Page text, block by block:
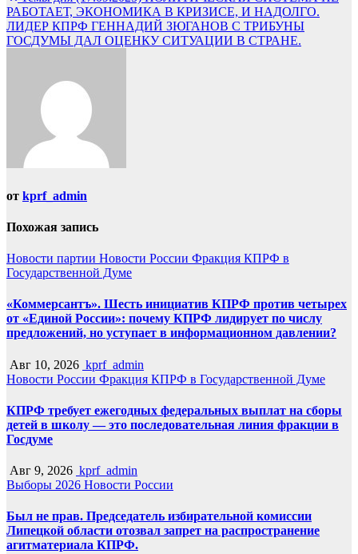
записям
РАБОТАЕТ, ЭКОНОМИКА В КРИЗИСЕ, И НАДОЛГО.
ЛИДЕР КПРФ ГЕННАДИЙ ЗЮГАНОВ С ТРИБУНЫ
ГОСДУМЫ ДАЛ ОЦЕНКУ СИТУАЦИИ В СТРАНЕ.
от kprf_admin
Похожая запись
Новости партии Новости России Фракция КПРФ в
Государственной Думе
«Коммерсантъ». Шесть инициатив КПРФ против четырех
от «Единой России»: почему КПРФ лидирует по числу
предложений, но уступает в информационном давлении?
Авг 10, 2026 kprf_admin
Новости России Фракция КПРФ в Государственной Думе
КПРФ требует ежегодных федеральных выплат на сборы
детей в школу — это последовательная линия фракции в
Госдуме
Авг 9, 2026 kprf_admin
Выборы 2026 Новости России
Был не прав. Председатель избирательной комиссии
Липецкой области отозвал запрет на распространение
агитматериала КПРФ.